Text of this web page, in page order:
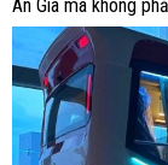
An Gia mà không